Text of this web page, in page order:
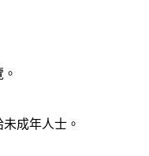
成年人士。